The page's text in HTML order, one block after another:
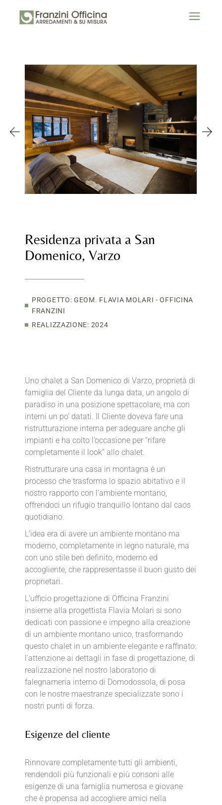
Residenza privata a San
Domenico, Varzo
Uno chalet a San Domenico di Varzo, proprietà di
famiglia del Cliente da lunga data, un angolo di
paradiso in una posizione spettacolare, ma con
interni un po’ datati. Il Cliente doveva fare una
ristrutturazione interna per adeguare anche gli
impianti e ha colto l’occasione per “rifare
completamente il look” allo chalet.
Ristrutturare una casa in montagna è un
processo che trasforma lo spazio abitativo e il
nostro rapporto con l’ambiente montano,
offrendoci un rifugio tranquillo lontano dal caos
quotidiano.
L’idea era di avere un ambiente montano ma
moderno, completamente in legno naturale, ma
con uno stile ben definito, moderno ed
accogliente, che rappresentasse il buon gusto dei
proprietari.
L’ufficio progettazione di Officina Franzini
insieme alla progettista Flavia Molari si sono
dedicati con passione e impegno alla creazione
di un ambiente montano unico, trasformando
questo chalet in un ambiente elegante e raffinato:
l’attenzione ai dettagli in fase di progettazione, di
realizzazione nel nostro laboratorio di
falegnameria interno di Domodossola, di posa
con le nostre maestranze specializzate sono i
nostri punti di forza.
Esigenze del cliente
Rinnovare completamente tutti gli ambienti,
rendendoli più funzionali e più consoni alle
esigenze di una famiglia numerosa e giovane
che è propensa ad accogliere amici nella
PROGETTO: GEOM. FLAVIA MOLARI - OFFICINA
FRANZINI
REALIZZAZIONE: 2024